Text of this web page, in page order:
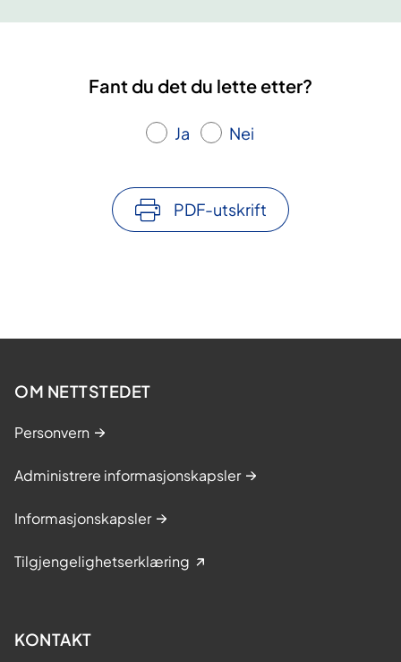
Fant du det du lette etter?
Ja Nei
PDF-utskrift
OM NETTSTEDET
Personvern
Administrere informasjonskapsler
Informasjonskapsler
Tilgjengelighetserklæring
KONTAKT